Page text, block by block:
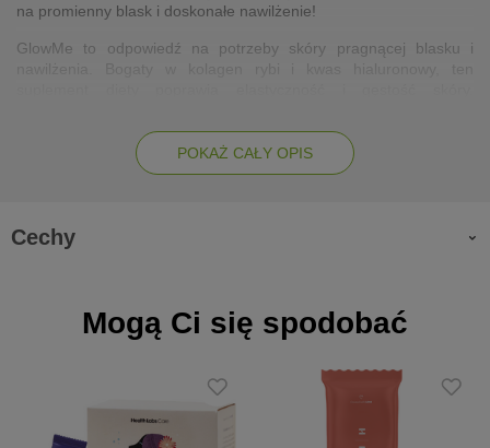
na promienny blask i doskonałe nawilżenie!
GlowMe to odpowiedź na potrzeby skóry pragnącej blasku i
doskonała dla skóry dojrzałej. Saszetka pełna zdrowia dla Twojej
skóry w wygodnej formie.
hydrolizowany kolagen rybi: buduje struktury skóry, zwiększa
wody, czyniąc skórę jędrniejszą,
POKAŻ CAŁY OPIS
Cechy
Mogą Ci się spodobać